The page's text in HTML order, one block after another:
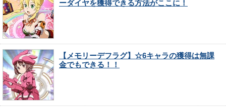
ーダイヤを獲得できる方法がここに！
【メモリーデフラグ】☆6キャラの獲得は無課
金でもできる！！